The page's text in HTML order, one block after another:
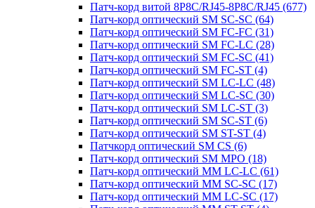
Патч-корд витой 8P8C/RJ45-8P8C/RJ45 (677)
Патч-корд оптический SM SC-SC (64)
Патч-корд оптический SM FC-FC (31)
Патч-корд оптический SM FC-LC (28)
Патч-корд оптический SM FC-SC (41)
Патч-корд оптический SM FC-ST (4)
Патч-корд оптический SM LC-LC (48)
Патч-корд оптический SM LC-SC (30)
Патч-корд оптический SM LC-ST (3)
Патч-корд оптический SM SC-ST (6)
Патч-корд оптический SM ST-ST (4)
Патчкорд оптический SM CS (6)
Патч-корд оптический SM MPO (18)
Патч-корд оптический MM LC-LC (61)
Патч-корд оптический MM SC-SC (17)
Патч-корд оптический MM LC-SC (17)